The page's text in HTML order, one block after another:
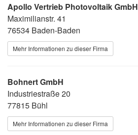
Apollo Vertrieb Photovoltaik GmbH
Maximilianstr. 41
76534 Baden-Baden
Mehr Informationen zu dieser Firma
Bohnert GmbH
Industriestraße 20
77815 Bühl
Mehr Informationen zu dieser Firma